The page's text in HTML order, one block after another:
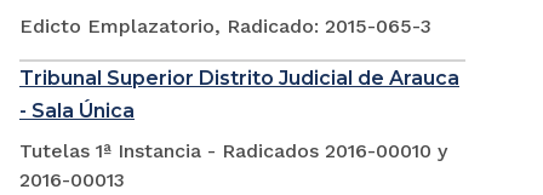
Edicto Emplazatorio, Radicado: 2015-065-3
Tribunal Superior Distrito Judicial de Arauca
- Sala Única
Tutelas 1ª Instancia - Radicados 2016-00010 y
2016-00013